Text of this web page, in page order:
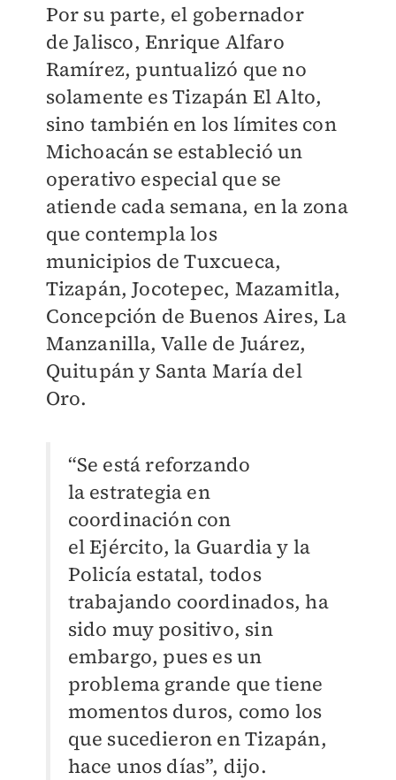
Por su parte, el gobernador
deJalisco, Enrique Alfaro
Ramírez, puntualizó que no
solamente esTizapán El Alto,
sino también en los límites con
Michoacán se estableció un
operativo especial que se
atiende cada semana, en la zona
que contempla los
municipios de Tuxcueca,
Tizapán, Jocotepec, Mazamitla,
Concepción de Buenos Aires, La
Manzanilla, Valle de Juárez,
Quitupán y Santa María del
Oro.
“Se está reforzando
la estrategia en
coordinación con
elEjército, la Guardia y la
Policía estatal, todos
trabajando coordinados, ha
sido muy positivo, sin
embargo, pues es un
problema grande que tiene
momentos duros, como los
que sucedieron enTizapán,
hace unos días”, dijo.